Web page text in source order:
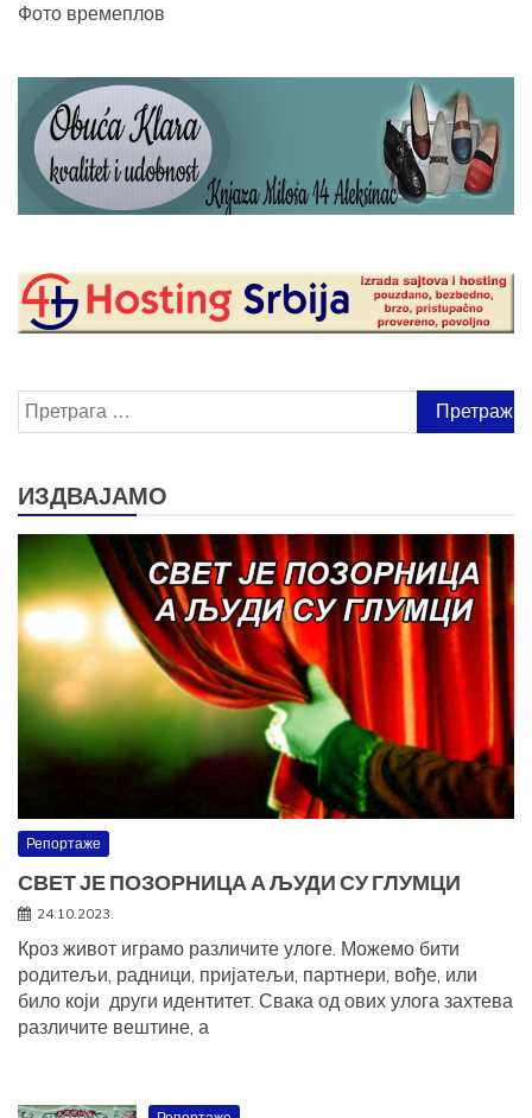
Фото времеплов
Претрага
за:
ИЗДВАЈАМО
Репортаже
СВЕТ ЈЕ ПОЗОРНИЦА А ЉУДИ СУ ГЛУМЦИ
24.10.2023.
Кроз живот играмо различите улоге. Можемо бити
родитељи, радници, пријатељи, партнери, вође, или
било који други идентитет. Свака од ових улога захтева
различите вештине, а